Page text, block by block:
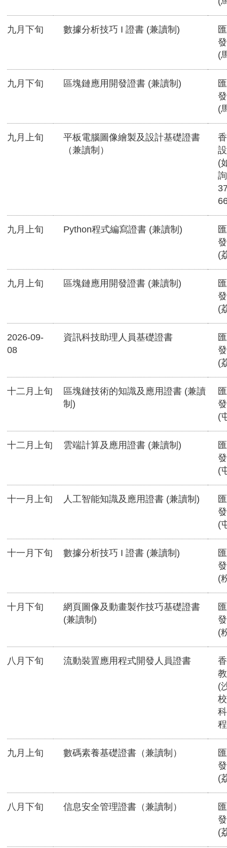
九月下旬 數據分析技巧 I 證書 (兼讀制)
(
九月下旬 區塊鏈應用開發證書 (兼讀制)
(
九月上旬
平板電腦圖像繪製及設計基礎證書
（兼讀制）
(
九月上旬 Python程式編寫證書 (兼讀制)
(
九月上旬 區塊鏈應用開發證書 (兼讀制)
(
2026-09-
08
資訊科技助理人員基礎證書
(
十二月上旬
區塊鏈技術的知識及應用證書 (兼讀
制)
(
十二月上旬 雲端計算及應用證書 (兼讀制)
(
十一月上旬 人工智能知識及應用證書 (兼讀制)
(
十一月下旬 數據分析技巧 I 證書 (兼讀制)
(
十月下旬
網頁圖像及動畫製作技巧基礎證書
(兼讀制)
(
八月下旬 流動裝置應用程式開發人員證書
(
九月上旬 數碼素養基礎證書（兼讀制）
(
八月下旬 信息安全管理證書（兼讀制）
(